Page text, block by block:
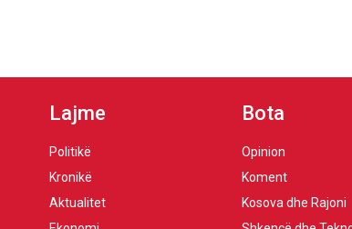
Lajme
Politikë
Kronikë
Aktualitet
Bota
Opinion
Koment
Kosova dhe Rajoni